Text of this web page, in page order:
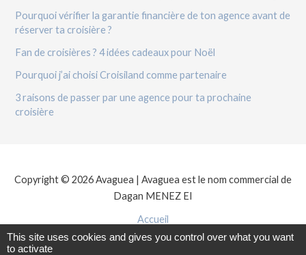
Pourquoi vérifier la garantie financière de ton agence avant de
réserver ta croisière ?
Fan de croisières ? 4 idées cadeaux pour Noël
Pourquoi j’ai choisi Croisiland comme partenaire
3 raisons de passer par une agence pour ta prochaine
croisière
Copyright © 2026 Avaguea | Avaguea est le nom commercial de
Dagan MENEZ EI
Accueil
Politique de confidentialité
This site uses cookies and gives you control over what you want
to activate